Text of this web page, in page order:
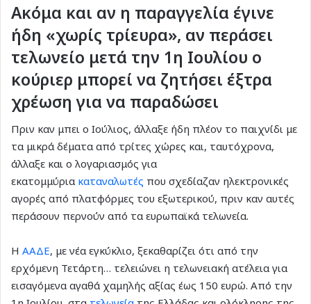
Ακόμα και αν η παραγγελία έγινε
ήδη «χωρίς τρίευρα», αν περάσει
τελωνείο μετά την 1η Ιουλίου ο
κούριερ μπορεί να ζητήσει έξτρα
χρέωση για να παραδώσει
Πριν καν μπει ο Ιούλιος, άλλαξε ήδη πλέον το παιχνίδι με
τα μικρά δέματα από τρίτες χώρες και, ταυτόχρονα,
άλλαξε και ο λογαριασμός για
εκατομμύρια καταναλωτές που σχεδίαζαν ηλεκτρονικές
αγορές από πλατφόρμες του εξωτερικού, πριν καν αυτές
περάσουν περνούν από τα ευρωπαϊκά τελωνεία.
Η ΑΑΔΕ, με νέα εγκύκλιο, ξεκαθαρίζει ότι από την
ερχόμενη Τετάρτη… τελειώνει η τελωνειακή ατέλεια για
εισαγόμενα αγαθά χαμηλής αξίας έως 150 ευρώ. Από την